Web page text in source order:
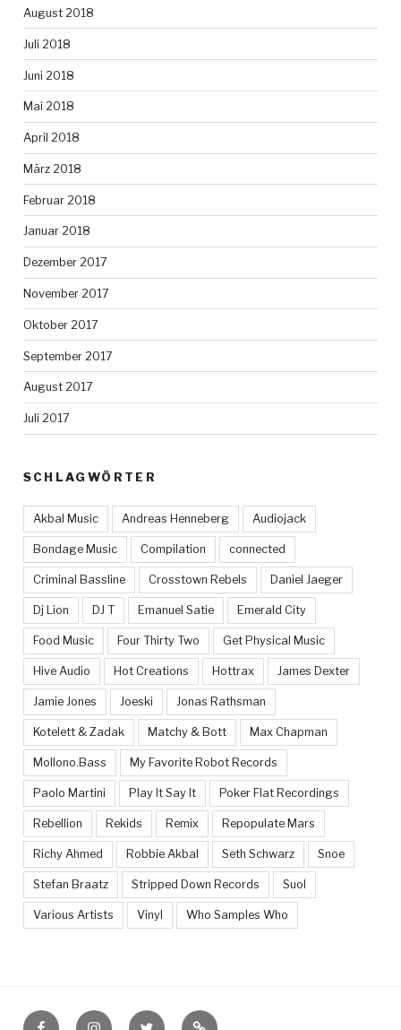
August 2018
Juli 2018
Juni 2018
Mai 2018
April 2018
März 2018
Februar 2018
Januar 2018
Dezember 2017
November 2017
Oktober 2017
September 2017
August 2017
Juli 2017
SCHLAGWÖRTER
Akbal Music Andreas Henneberg Audiojack
Bondage Music Compilation connected
Criminal Bassline Crosstown Rebels Daniel Jaeger
Dj Lion DJ T Emanuel Satie Emerald City
Food Music Four Thirty Two Get Physical Music
Hive Audio Hot Creations Hottrax James Dexter
Jamie Jones Joeski Jonas Rathsman
Kotelett & Zadak Matchy & Bott Max Chapman
Mollono.Bass My Favorite Robot Records
Paolo Martini Play It Say It Poker Flat Recordings
Rebellion Rekids Remix Repopulate Mars
Richy Ahmed Robbie Akbal Seth Schwarz Snoe
Stefan Braatz Stripped Down Records Suol
Various Artists Vinyl Who Samples Who
FacebookInstagramTwitter Feed